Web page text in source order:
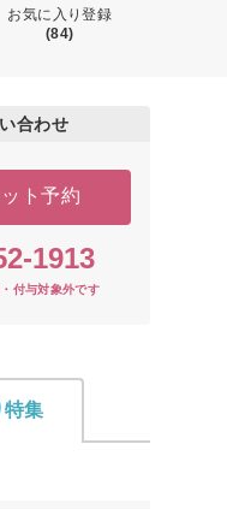
お気に入り登録
(84)
合わせ
ト予約
1913
付与対象外です
特集